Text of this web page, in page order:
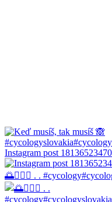
Instagram post
🌅🚴🏼‍♀️ . .